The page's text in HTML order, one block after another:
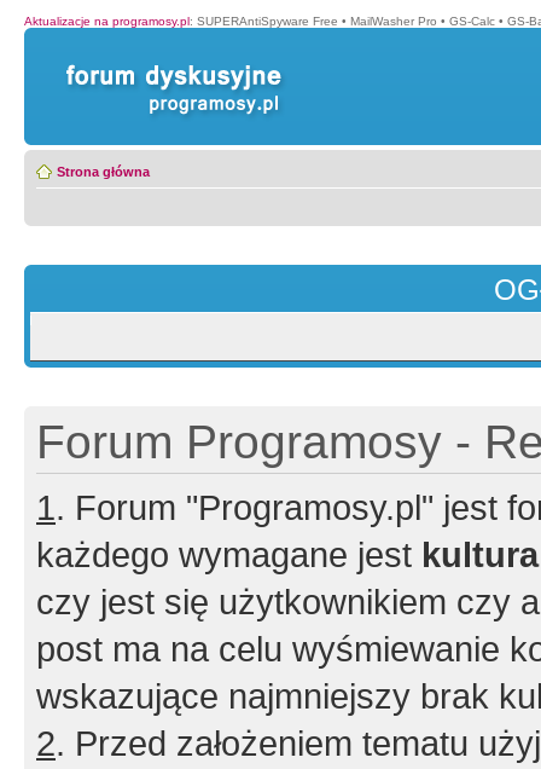
Aktualizacje na programosy.pl: SUPERAntiSpyware Free • MailWasher Pro • GS-Calc • GS-
Strona główna
Forum Programosy -
1. Forum "Programosy.pl" jest
każdego wymagane jest
czy jest się użytkownikiem czy
post ma na celu wyśmiewanie
wskazujące najmniejszy brak
2. Przed założeniem tematu